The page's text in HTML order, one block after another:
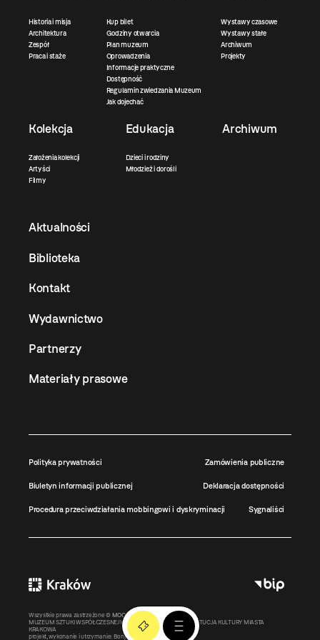
Historia i misja
Architektura
Zespół
Praca i staże
Kup bilet
Godziny otwarcia
Plan muzeum
Oprowadzenia
Informacje praktyczne
Dostępność
Regulamin zwiedzania Muzeum
Jak dojechać
Wystawy czasowe
Wystawy stałe
Archiwum
Projekty
Kolekcja
Założenia kolekcji
Artyści
Filmy
Edukacja
Dzieci i rodziny
Młodzież i dorośli
Archiwum
Aktualności
Biblioteka
Kontakt
Wydawnictwo
Partnerzy
Materiały prasowe
Polityka prywatności Zamówienia publiczne
Biuletyn informacji publicznej Deklaracja dostępności
Procedura przeciwdziałania mobbingowi i dyskryminacji Sygnaliści
Wszystkie prawa zastrzeżone © MOCAK2011-2026
MUZEUM SZTUKI WSPÓŁCZESNEJ W KRAKOWIE MOCAK – INSTYTUCJA KULTURY MIASTA
KRAKOWA
projekt, wykonanie i utrzymanie: Bonjour.pl